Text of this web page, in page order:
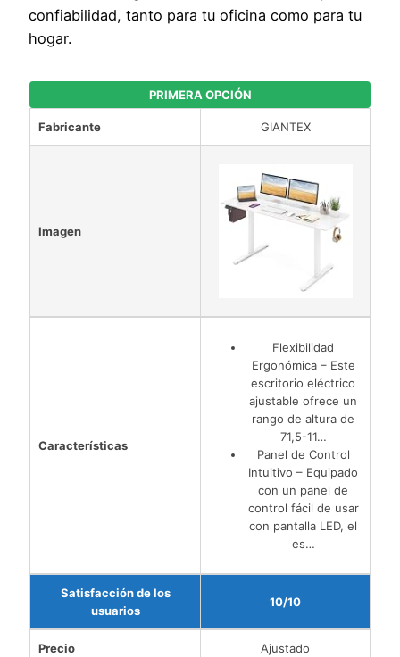
confiabilidad, tanto para tu oficina como para tu
hogar.
PRIMERA OPCIÓN
Fabricante GIANTEX
Imagen
Características
Flexibilidad
Ergonómica – Este
escritorio eléctrico
ajustable ofrece un
rango de altura de
71,5-11…
Panel de Control
Intuitivo – Equipado
con un panel de
control fácil de usar
con pantalla LED, el
es…
Satisfacción de los
usuarios
10/10
Precio Ajustado